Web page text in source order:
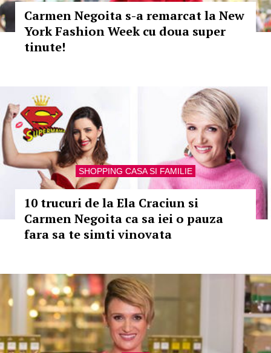
Carmen Negoita s-a remarcat la New
York Fashion Week cu doua super
tinute!
SHOPPING CASA SI FAMILIE
10 trucuri de la Ela Craciun si
Carmen Negoita ca sa iei o pauza
fara sa te simti vinovata